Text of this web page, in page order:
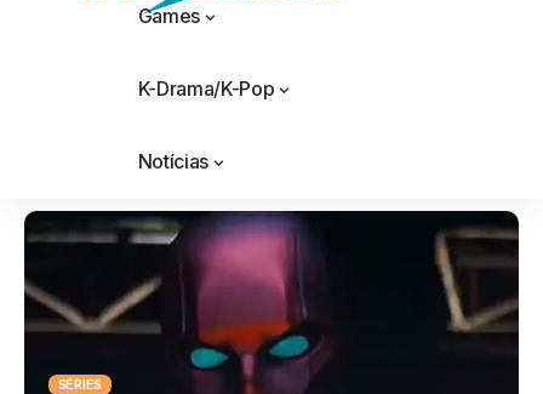
Games
K-Drama/K-Pop
Notícias
SÉRIES